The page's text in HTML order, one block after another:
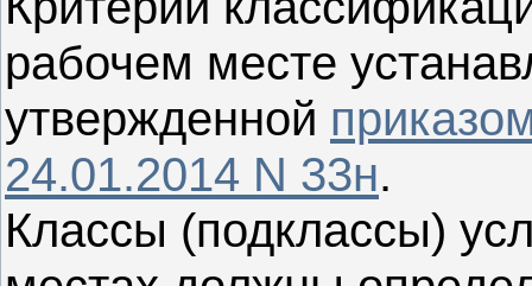
рабочем месте
утвержденной
24.01.2014 N 33н.
Классы (подклассы)